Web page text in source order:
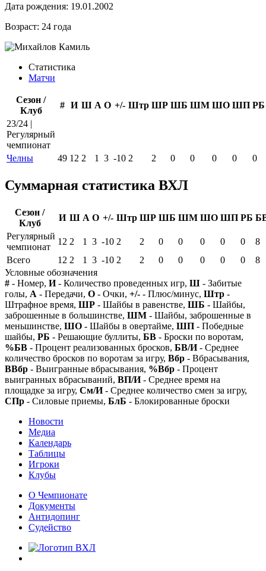
Дата рождения: 19.01.2002
Возраст: 24 года
Статистика
Матчи
Сезон /
Клуб
# И Ш А О +/- Штр ШР ШБ ШМ ШО ШП РБ
23/24 |
Регулярный
чемпионат
Челны
49 12 2 1 3 -10 2 2 0 0 0 0 0
Суммарная статистика ВХЛ
Сезон /
Клуб
И Ш А О +/- Штр ШР ШБ ШМ ШО ШП РБ
Регулярный
чемпионат
12 2 1 3 -10 2 2 0 0 0 0 0
8
Всего
12 2 1 3 -10 2 2 0 0 0 0 0
8
Условные обозначения
# - Номер, И- Количество проведенных игр, Ш - Забитые
голы, А - Передачи, О - Очки, +/- - Плюс/минус, Штр -
Штрафное время, ШР - Шайбы в равенстве, ШБ - Шайбы,
заброшенные в большинстве, ШМ - Шайбы, заброшенные в
меньшинстве, ШО - Шайбы в овертайме, ШП - Победные
шайбы, РБ - Решающие буллиты, БВ - Броски по воротам,
%БВ - Процент реализованных бросков, БВ/И- Среднее
количество бросков по воротам за игру, Вбр - Вбрасывания,
ВВбр - Выигранные вбрасывания, %Вбр - Процент
выигранных вбрасываний, ВП/И- Среднее время на
площадке за игру, См/И- Среднее количество смен за игру,
СПр - Силовые приемы, БлБ - Блокированные броски
Новости
Медиа
Календарь
Таблицы
Игроки
Клубы
О Чемпионате
Документы
Антидопинг
Судейство